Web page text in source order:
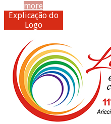
more
Explicação do
Logo